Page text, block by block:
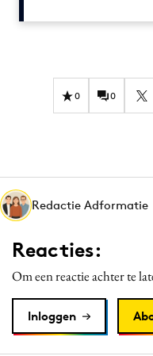
Effectiviteit
Gedragsverandering
Martech
Media
Merkstrategie
PR
Programmatic
Reputatie & crisis
0 0
Redactie Adformatie
Reacties:
Om een reactie achter te
Inloggen